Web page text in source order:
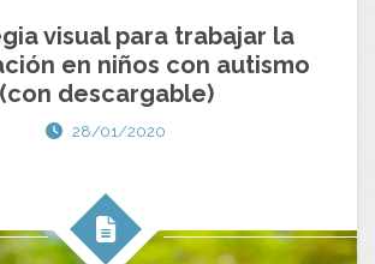
visual para trabajar la
en niños con autismo
(con descargable)
28/01/2020